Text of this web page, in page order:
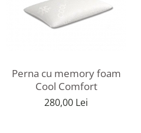
Perna cu memory foam
Cool Comfort
280,00 Lei